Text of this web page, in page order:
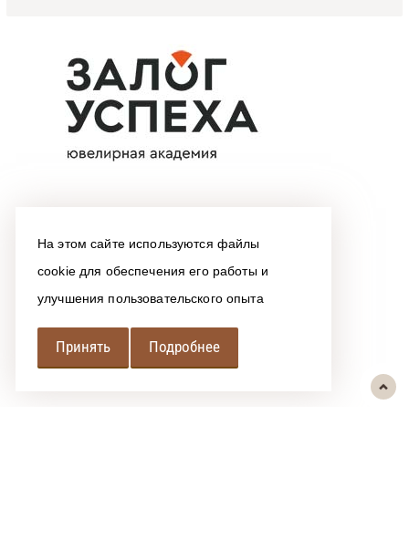
На этом сайте используются файлы
cookie для обеспечения его работы и
улучшения пользовательского опыта
Принять Подробнее